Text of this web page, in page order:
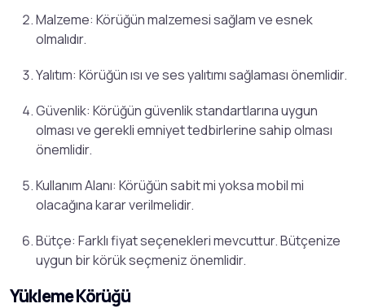
Malzeme: Körüğün malzemesi sağlam ve esnek
olmalıdır.
Yalıtım: Körüğün ısı ve ses yalıtımı sağlaması önemlidir.
Güvenlik: Körüğün güvenlik standartlarına uygun
olması ve gerekli emniyet tedbirlerine sahip olması
önemlidir.
Kullanım Alanı: Körüğün sabit mi yoksa mobil mi
olacağına karar verilmelidir.
Bütçe: Farklı fiyat seçenekleri mevcuttur. Bütçenize
uygun bir körük seçmeniz önemlidir.
Yükleme Körüğü